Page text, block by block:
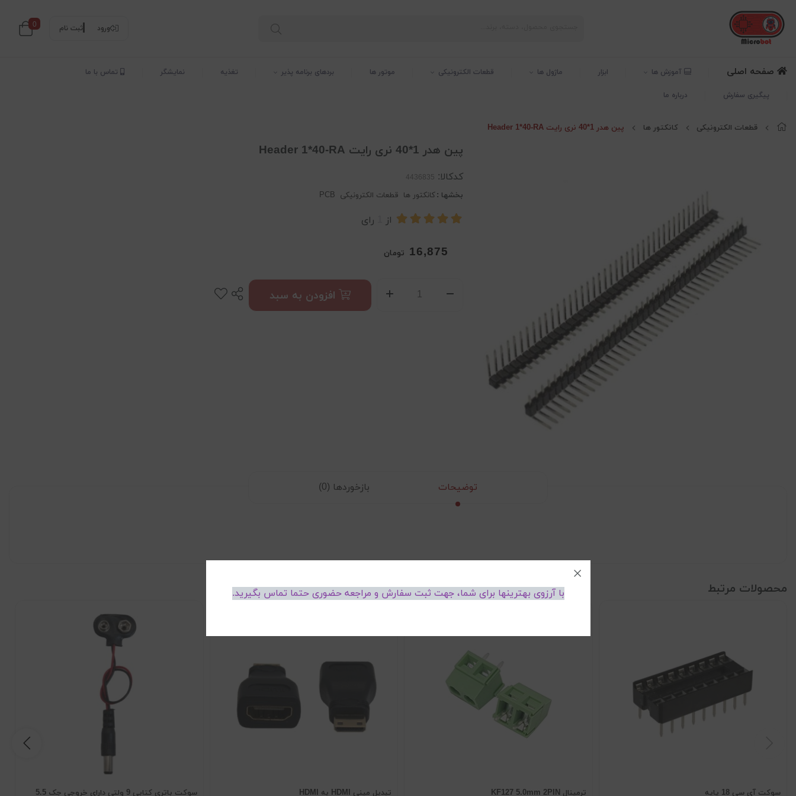
ورود ثبت نام 0
صفحه اصلی آموزش ها ابزار ماژول ها قطعات الکترونیکی موتور ها بردهای برنامه پذیر تغذیه نمایشگر تماس با ما
پیگیری سفارش درباره ما
قطعات الکترونیکی کانکتور ها پین هدر 1*40 نری رایت Header 1*40-RA
پین هدر 1*40 نری رایت Header 1*40-RA
کدکالا:
بخشها :کانکتور ها قطعات الکترونیکی PCB
از رای
16,875 تومان
افزودن به سبد
توضیحات بازخوردها (0)
محصولات مرتبط
سوکت آی سی 18 پایه ترمینال KF127 5.0mm 2PIN تبدیل مینی HDMI به HDMI
سوکت باتری کتابی 9 ولتی دارای خروجی جک 5.5
با آرزوی بهترینها برای شما، جهت ثبت سفارش و مراجعه حضوری حتما تماس بگیرید.